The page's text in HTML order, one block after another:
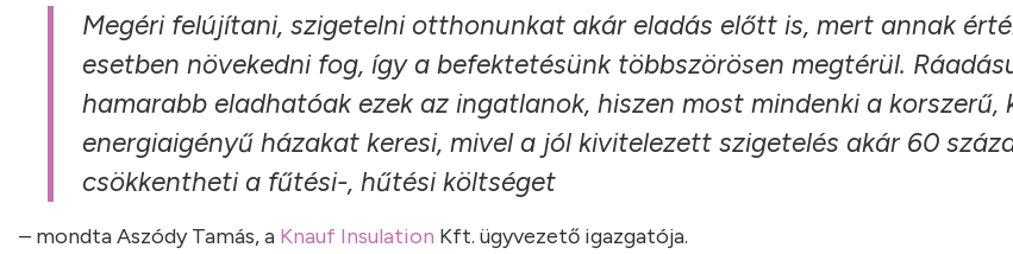
Megéri felújítani, szigetelni otthonunkat akár eladás előtt is, mert annak
esetben növekedni fog, így a befektetésünk többszörösen megtérül.
hamarabb eladhatóak ezek az ingatlanok, hiszen most mindenki a korszerű,
energiaigényű házakat keresi, mivel a jól kivitelezett szigetelés akár 60
csökkentheti a fűtési-, hűtési költséget
– mondta Aszódy Tamás, a Knauf Insulation Kft. ügyvezető igazgatója.